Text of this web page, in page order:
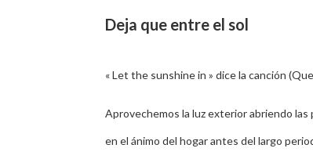
Deja que entre el sol
« Let the sunshine in » dice la canción
Aprovechemos la luz exterior abriendo
en el ánimo del hogar antes del largo